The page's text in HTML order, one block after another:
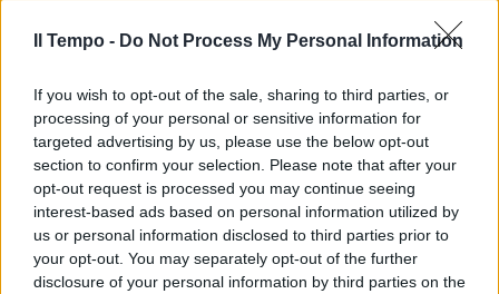
Il Tempo - Do Not Process My Personal Information
If you wish to opt-out of the sale, sharing to third parties, or
processing of your personal or sensitive information for
targeted advertising by us, please use the below opt-out
section to confirm your selection. Please note that after your
opt-out request is processed you may continue seeing
interest-based ads based on personal information utilized by
us or personal information disclosed to third parties prior to
your opt-out. You may separately opt-out of the further
disclosure of your personal information by third parties on the